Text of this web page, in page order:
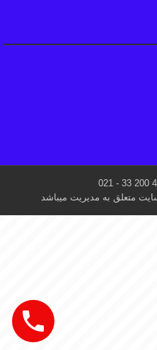
متعلق به مدیریت میباشد